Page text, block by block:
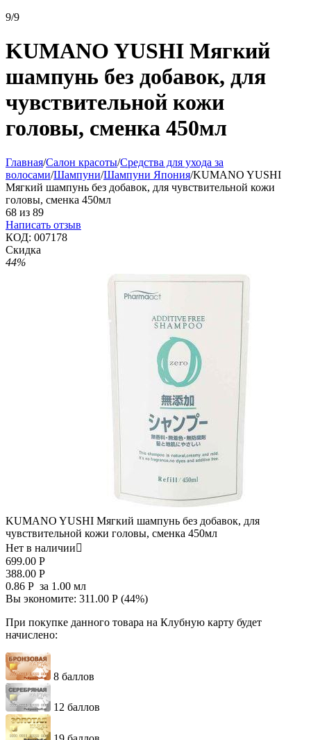
9/9
KUMANO YUSHI Мягкий
шампунь без добавок, для
чувствительной кожи
головы, сменка 450мл
Главная/Салон красоты/Средства для ухода за
волосами/Шампуни/Шампуни Япония/KUMANO YUSHI
Мягкий шампунь без добавок, для чувствительной кожи
головы, сменка 450мл
68 из 89
Написать отзыв
КОД: 007178
Скидка
44%
KUMANO YUSHI Мягкий шампунь без добавок, для
чувствительной кожи головы, сменка 450мл
Нет в наличии
699.00 Р
388.00 Р
0.86 Р за 1.00 мл
Вы экономите: 311.00 Р (44%)
При покупке данного товара на Клубную карту будет
начислено:
8 баллов
12 баллов